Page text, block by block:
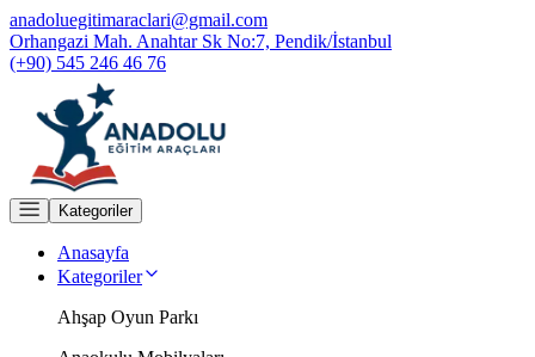
anadoluegitimaraclari@gmail.com
Orhangazi Mah. Anahtar Sk No:7, Pendik/İstanbul
(+90) 545 246 46 76
Kategoriler
Anasayfa
Kategoriler
Ahşap Oyun Parkı